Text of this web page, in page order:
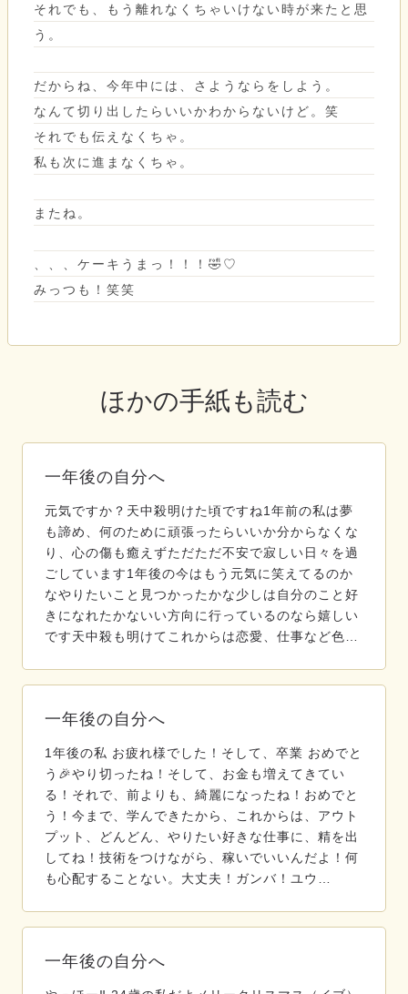
それでも、もう離れなくちゃいけない時が来たと思
う。
だからね、今年中には、さようならをしよう。
なんて切り出したらいいかわからないけど。笑
それでも伝えなくちゃ。
私も次に進まなくちゃ。
またね。
、、、ケーキうまっ！！！🤣♡
みっつも！笑笑
ほかの手紙も読む
一年後の自分へ
元気ですか？天中殺明けた頃ですね1年前の私は夢
も諦め、何のために頑張ったらいいか分からなくな
り、心の傷も癒えずただただ不安で寂しい日々を過
ごしています1年後の今はもう元気に笑えてるのか
なやりたいこと見つかったかな少しは自分のこと好
きになれたかないい方向に行っているのなら嬉しい
です天中殺も明けてこれからは恋愛、仕事など色…
一年後の自分へ
1年後の私 お疲れ様でした！そして、卒業 おめでと
う🎉やり切ったね！そして、お金も増えてきてい
る！それで、前よりも、綺麗になったね！おめでと
う！今まで、学んできたから、これからは、アウト
プット、どんどん、やりたい好きな仕事に、精を出
してね！技術をつけながら、稼いでいいんだよ！何
も心配することない。大丈夫！ガンバ！ユウ…
一年後の自分へ